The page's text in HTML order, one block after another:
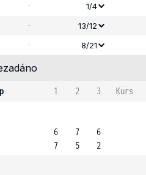
-
1/4
-
13/12
- 8/21
1 2 3
Kurs
6
7
7
5
6
2